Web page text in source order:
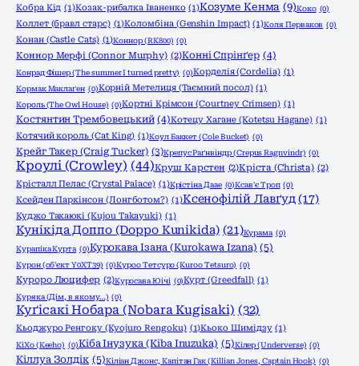
Кобра Кід (1)Козак-рибалка Іваненко (1)Козуме Кенма (9)Коко (0)
Коллет (бравл старс) (1)Коломбіна (Genshin Impact) (1)Коля Перваков (0)
Конан (Castle Cats) (1)Коннор (RK800) (0)
Коннор Мерфі (Connor Murphy) (2)Конні Спрінґер (4)
Конрад Фішер (The summer I turned pretty) (0)Корделія (Cordelia) (1)
Кормак Маклаґен (0)Корній Метелиця (Таємний посол) (1)
Король (The Owl House) (0)Кортні Крімсон (Courtney Crimsen) (1)
Костянтин Трембовецький (4)Котецу Хагане (Kotetsu Hagane) (1)
Котячий король (Cat King) (1)Коул Баккет (Cole Bucket) (0)
Крейг Такер (Craig Tucker) (3)Крепус Раґнвіндр (Crepus Ragnvindr) (0)
Кроулі (Crowley) (44)Круш Карстен (2)Кріста (Christa) (2)
Крісталл Пелас (Crystal Palace) (1)Крістіна Даае (0)Ксав'є Троп (0)
Ксейден Паркінсон (Лонгботом?) (1)Ксенофілій Лавґуд (17)
Куджо Такаюкі (Kujou Takayuki) (1)
Кунікіда Доппо (Doppo Kunikida) (21)Курама (0)
Курапіка Курта (0)Курокава Ізана (Kurokawa Izana) (5)
Курон (об'єкт Y0XT39) (0)Куроо Тетсуро (Kuroo Tetsuro) (0)
Куроро Люцифер (2)Куросава Юічі (0)Курт (Greedfall) (1)
Куряка (Дім, в якому…) (0)
Куґісакі Нобара (Nobara Kugisaki) (32)
Кьоджуро Ренгоку (Kyojuro Rengoku) (1)Кьоко Шимідзу (1)
КіХо (Keeho) (0)Кіба Інузука (Kiba Inuzuka) (5)Кілер (Underverse) (0)
Кіллуа Золдік (5)Кіліан Джонс, Капітан Гак (Killian Jones, Captain Hook) (0)